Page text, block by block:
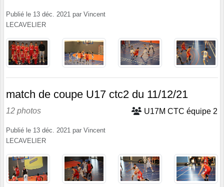
Publié le 13 déc. 2021 par Vincent
LECAVELIER
match de coupe U17 ctc2 du 11/12/21
12 photos U17M CTC équipe 2
Publié le 13 déc. 2021 par Vincent
LECAVELIER